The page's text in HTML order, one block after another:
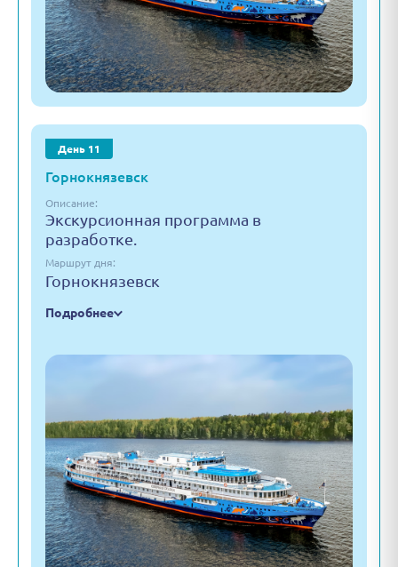
День 11
Горнокнязевск
Описание:
Экскурсионная программа в
разработке.
Маршрут дня:
Горнокнязевск
Подробнее